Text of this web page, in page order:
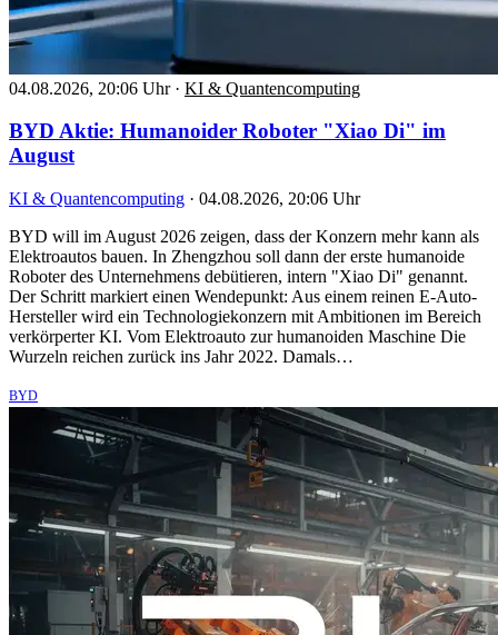
04.08.2026, 20:06 Uhr · KI & Quantencomputing
BYD Aktie: Humanoider Roboter "Xiao Di" im
August
KI & Quantencomputing · 04.08.2026, 20:06 Uhr
BYD will im August 2026 zeigen, dass der Konzern mehr kann als
Elektroautos bauen. In Zhengzhou soll dann der erste humanoide
Roboter des Unternehmens debütieren, intern "Xiao Di" genannt.
Der Schritt markiert einen Wendepunkt: Aus einem reinen E-Auto-
Hersteller wird ein Technologiekonzern mit Ambitionen im Bereich
verkörperter KI. Vom Elektroauto zur humanoiden Maschine Die
Wurzeln reichen zurück ins Jahr 2022. Damals…
BYD